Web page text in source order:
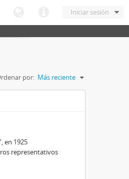
Iniciar sesión
por: Más reciente
en 1925
representativos